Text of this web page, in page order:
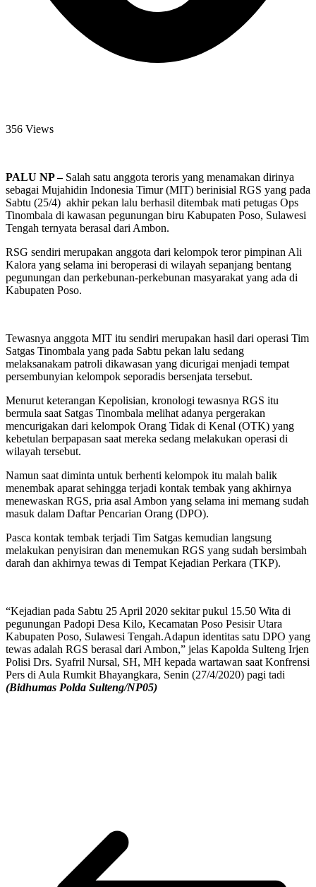
356 Views
PALU NP –Salah satu anggota teroris yang menamakan dirinya
sebagai Mujahidin Indonesia Timur (MIT) berinisial RGS yang pada
Sabtu (25/4) akhir pekan lalu berhasil ditembak mati petugas Ops
Tinombala di kawasan pegunungan biru Kabupaten Poso, Sulawesi
Tengah ternyata berasal dari Ambon.
RSG sendiri merupakan anggota dari kelompok teror pimpinan Ali
Kalora yang selama ini beroperasi di wilayah sepanjang bentang
pegunungan dan perkebunan-perkebunan masyarakat yang ada di
Kabupaten Poso.
Tewasnya anggota MIT itu sendiri merupakan hasil dari operasi Tim
Satgas Tinombala yang pada Sabtu pekan lalu sedang
melaksanakam patroli dikawasan yang dicurigai menjadi tempat
persembunyian kelompok seporadis bersenjata tersebut.
Menurut keterangan Kepolisian, kronologi tewasnya RGS itu
bermula saat Satgas Tinombala melihat adanya pergerakan
mencurigakan dari kelompok Orang Tidak di Kenal (OTK) yang
kebetulan berpapasan saat mereka sedang melakukan operasi di
wilayah tersebut.
Namun saat diminta untuk berhenti kelompok itu malah balik
menembak aparat sehingga terjadi kontak tembak yang akhirnya
menewaskan RGS, pria asal Ambon yang selama ini memang sudah
masuk dalam Daftar Pencarian Orang (DPO).
Pasca kontak tembak terjadi Tim Satgas kemudian langsung
melakukan penyisiran dan menemukan RGS yang sudah bersimbah
darah dan akhirnya tewas di Tempat Kejadian Perkara (TKP).
“Kejadian pada Sabtu 25 April 2020 sekitar pukul 15.50 Wita di
pegunungan Padopi Desa Kilo, Kecamatan Poso Pesisir Utara
Kabupaten Poso, Sulawesi Tengah.Adapun identitas satu DPO yang
tewas adalah RGS berasal dari Ambon,” jelas Kapolda Sulteng Irjen
Polisi Drs. Syafril Nursal, SH, MH kepada wartawan saat Konfrensi
Pers di Aula Rumkit Bhayangkara, Senin (27/4/2020) pagi tadi
(Bidhumas Polda Sulteng/NP05)